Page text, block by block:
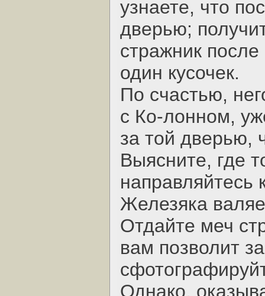
узнаете, что
дверью;
стражник
один кусочек.
По счастью,
с Ко-лонном,
за той дверью,
Выясните, где
направляйтесь
Железяка
Отдайте меч
вам позволит
Однако,